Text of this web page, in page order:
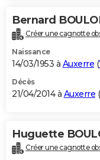
Bernard
Créer une cagnotte
Naissance
14/03/1953 à Auxerre (
Décès
21/04/2014 à Auxerre (
Huguette
Créer une cagnotte